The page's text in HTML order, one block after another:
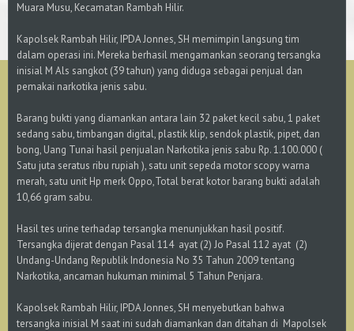
Muara Musu, Kecamatan Rambah Hilir.
Kapolsek Rambah Hilir, IPDA Jonnes, SH memimpin langsung tim
dalam operasi ini. Mereka berhasil mengamankan seorang tersangka
inisial M Als sangkot (39 tahun) yang diduga sebagai penjual dan
pemakai narkotika jenis sabu.
Barang bukti yang diamankan antara lain 32 paket kecil sabu, 1 paket
sedang sabu, timbangan digital, plastik klip, sendok plastik, pipet, dan
bong, Uang Tunai hasil penjualan Narkotika jenis sabu Rp. 1.100.000 (
Satu juta seratus ribu rupiah ), satu unit sepeda motor scopy warna
merah, satu unit Hp merk Oppo,Total berat kotor barang bukti adalah
10,66 gram sabu.
Hasil tes urine terhadap tersangka menunjukkan hasil positif.
Tersangka dijerat dengan Pasal 114 ayat (2) Jo Pasal 112 ayat (2)
Undang-Undang Republik Indonesia No 35 Tahun 2009 tentang
Narkotika, ancaman hukuman minimal 5 Tahun Penjara.
Kapolsek Rambah Hilir, IPDA Jonnes, SH menyebutkan bahwa
tersangka inisial M saat ini sudah diamankan dan ditahan di Mapolsek